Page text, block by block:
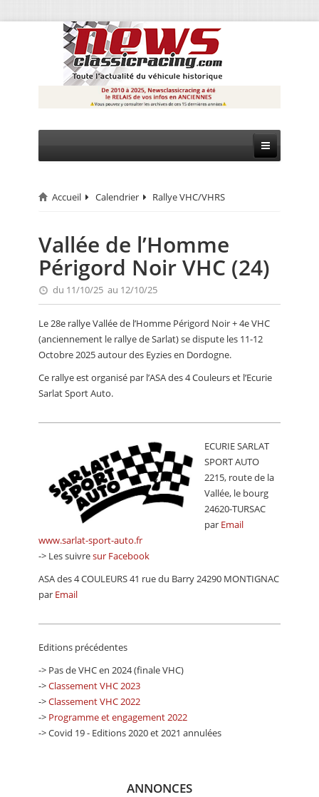
CIRCUIT
RALLYE
MONTAGNE
EVÈNEMENTS
CALENDRIER
FOCUS
VIDEO
PETITES ANNONCES
Accueil Calendrier Rallye VHC/VHRS
Vallée de l’Homme
Périgord Noir VHC (24)
du 11/10/25 au 12/10/25
Le 28e rallye Vallée de l’Homme Périgord Noir + 4e VHC
(anciennement le rallye de Sarlat) se dispute les 11-12
Octobre 2025 autour des Eyzies en Dordogne.
Ce rallye est organisé par l’ASA des 4 Couleurs et l’Ecurie
Sarlat Sport Auto.
ECURIE SARLAT
SPORT AUTO
2215, route de la
Vallée, le bourg
24620-TURSAC
par Email
www.sarlat-sport-auto.fr
-> Les suivresur Facebook
ASA des 4 COULEURS 41 rue du Barry 24290 MONTIGNAC
par Email
Editions précédentes
-> Pas de VHC en 2024 (finale VHC)
->Classement VHC 2023
->Classement VHC 2022
-> Programme et engagement 2022
-> Covid 19 - Editions 2020 et 2021 annulées
ANNONCES